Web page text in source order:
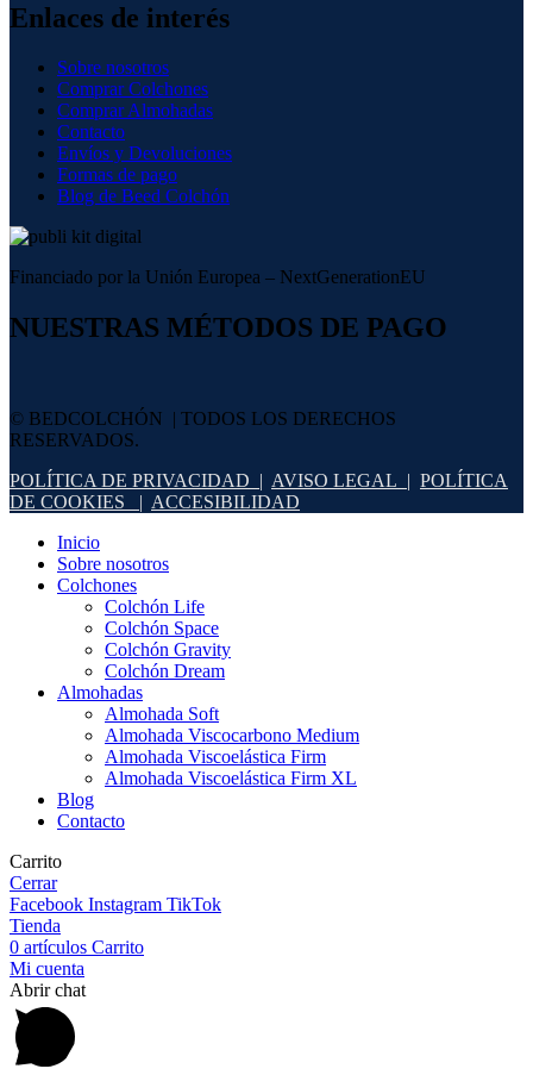
Enlaces de interés
Sobre nosotros
Comprar Colchones
Comprar Almohadas
Contacto
Envíos y Devoluciones
Formas de pago
Blog de Beed Colchón
Financiado por la Unión Europea – NextGenerationEU
NUESTRAS MÉTODOS DE PAGO
© BEDCOLCHÓN | TODOS LOS DERECHOS
RESERVADOS.
POLÍTICA DE PRIVACIDAD | AVISO LEGAL | POLÍTICA
DE COOKIES | ACCESIBILIDAD
Inicio
Sobre nosotros
Colchones
Colchón Life
Colchón Space
Colchón Gravity
Colchón Dream
Almohadas
Almohada Soft
Almohada Viscocarbono Medium
Almohada Viscoelástica Firm
Almohada Viscoelástica Firm XL
Blog
Contacto
Carrito
Cerrar
Facebook Instagram TikTok
Tienda
0 artículos Carrito
Mi cuenta
Abrir chat